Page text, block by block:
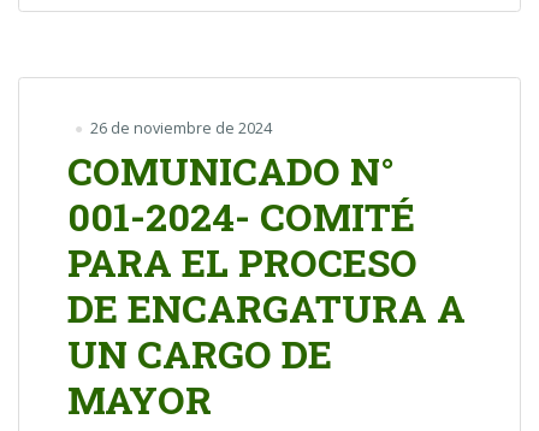
26 de noviembre de 2024
COMUNICADO N°
001-2024- COMITÉ
PARA EL PROCESO
DE ENCARGATURA A
UN CARGO DE
MAYOR